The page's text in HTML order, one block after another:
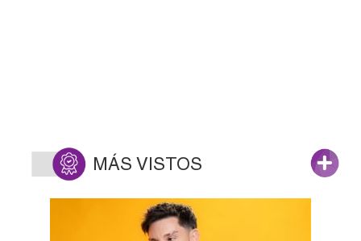
MÁS VISTOS